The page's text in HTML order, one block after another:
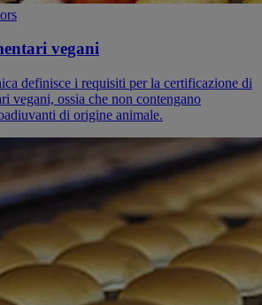
vegani
definisce i requisiti per la certificazione di
vegani, ossia che non contengano
di origine animale.